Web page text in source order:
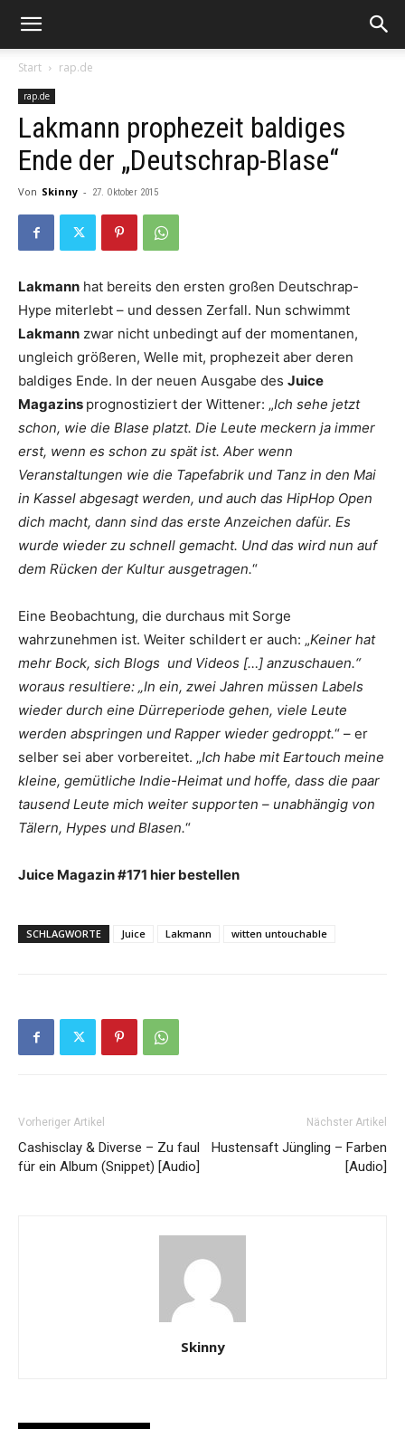
Start rap.de
rap.de
Lakmann prophezeit baldiges
Ende der „Deutschrap-Blase“
Von Skinny - 27. Oktober 2015
Lakmann hat bereits den ersten großen Deutschrap-
Hype miterlebt – und dessen Zerfall. Nun schwimmt
Lakmann zwar nicht unbedingt auf der momentanen,
ungleich größeren, Welle mit, prophezeit aber deren
baldiges Ende. In der neuen Ausgabe des Juice
Magazins prognostiziert der Wittener: „Ich sehe jetzt
schon, wie die Blase platzt. Die Leute meckern ja immer
erst, wenn es schon zu spät ist. Aber wenn
Veranstaltungen wie die Tapefabrik und Tanz in den Mai
in Kassel abgesagt werden, und auch das HipHop Open
dich macht, dann sind das erste Anzeichen dafür. Es
wurde wieder zu schnell gemacht. Und das wird nun auf
dem Rücken der Kultur ausgetragen.“
Eine Beobachtung, die durchaus mit Sorge
wahrzunehmen ist. Weiter schildert er auch: „Keiner hat
mehr Bock, sich Blogs und Videos […] anzuschauen.“
woraus resultiere: „In ein, zwei Jahren müssen Labels
wieder durch eine Dürreperiode gehen, viele Leute
werden abspringen und Rapper wieder gedroppt.“ – er
selber sei aber vorbereitet. „Ich habe mit Eartouch meine
kleine, gemütliche Indie-Heimat und hoffe, dass die paar
tausend Leute mich weiter supporten – unabhängig von
Tälern, Hypes und Blasen.“
Juice Magazin #171 hier bestellen
SCHLAGWORTE Juice Lakmann witten untouchable
Vorheriger Artikel
Cashisclay & Diverse – Zu faul
für ein Album (Snippet) [Audio]
Nächster Artikel
Hustensaft Jüngling – Farben
[Audio]
Skinny